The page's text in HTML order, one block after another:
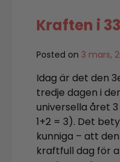
Kraften i
Posted on 3 mars,
Idag är det den
tredje dagen i
universella året 3
1+2 = 3). Det
kunniga – att
kraftfull dag för